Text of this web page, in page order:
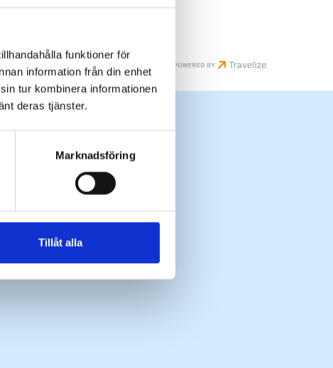
funktioner för
information från din enhet
tur kombinera informationen
deras tjänster.
Marknadsföring
Tillåt alla